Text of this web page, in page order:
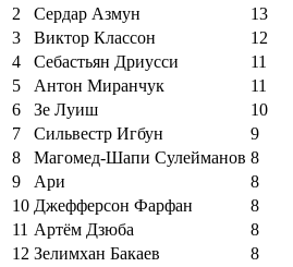
2
Сердар Азмун
13
3
Виктор Классон
12
4
Себастьян Дриусси
11
5
Антон Миранчук
11
6
Зе Луиш
10
7
Сильвестр Игбун
9
8
Магомед-Шапи Сулейманов 8
9
Ари
8
10 Джефферсон Фарфан
8
11 Артём Дзюба
8
12 Зелимхан Бакаев
8